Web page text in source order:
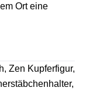
Ort eine
Zen Kupferfigur,